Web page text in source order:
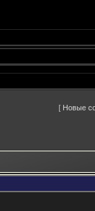
[ Новые